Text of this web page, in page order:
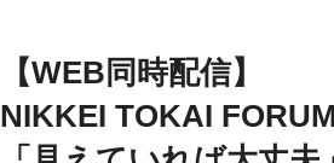
【WEB同時配信】
NIKKEI TOKAI